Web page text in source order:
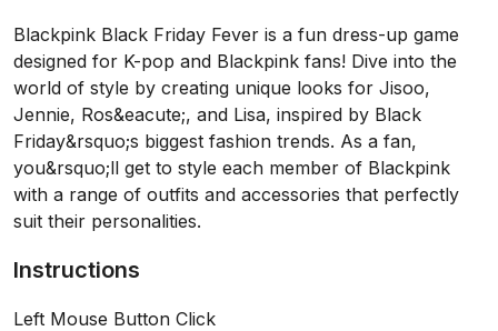
Blackpink Black Friday Fever is a fun dress-up game
designed for K-pop and Blackpink fans! Dive into the
world of style by creating unique looks for Jisoo,
Jennie, Ros&eacute;, and Lisa, inspired by Black
Friday&rsquo;s biggest fashion trends. As a fan,
you&rsquo;ll get to style each member of Blackpink
with a range of outfits and accessories that perfectly
suit their personalities.
Instructions
Left Mouse Button Click